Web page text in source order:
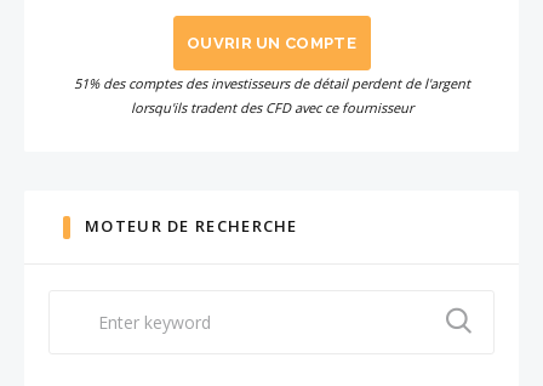
OUVRIR UN COMPTE
51% des comptes des investisseurs de détail perdent de l'argent
lorsqu'ils tradent des CFD avec ce fournisseur
MOTEUR DE RECHERCHE